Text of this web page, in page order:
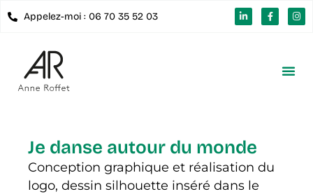
Appelez-moi : 06 70 35 52 03
Je danse autour du monde
Conception graphique et réalisation du
logo, dessin silhouette inséré dans le